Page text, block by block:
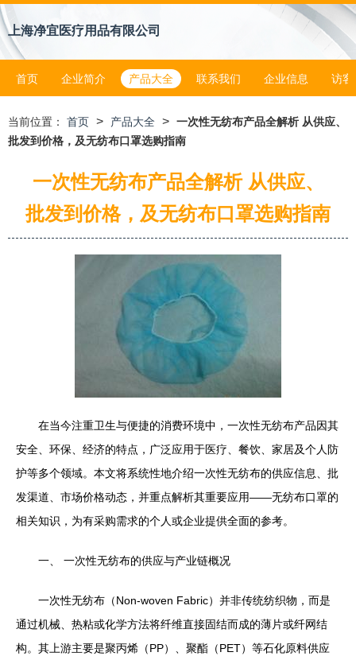
上海净宜医疗用品有限公司
首页 企业简介 产品大全 联系我们 企业信息 访客
当前位置： 首页 > 产品大全 > 一次性无纺布产品全解析 从供应、
批发到价格，及无纺布口罩选购指南
一次性无纺布产品全解析 从供应、
批发到价格，及无纺布口罩选购指南
在当今注重卫生与便捷的消费环境中，一次性无纺布产品因其
安全、环保、经济的特点，广泛应用于医疗、餐饮、家居及个人防
护等多个领域。本文将系统性地介绍一次性无纺布的供应信息、批
发渠道、市场价格动态，并重点解析其重要应用——无纺布口罩的
相关知识，为有采购需求的个人或企业提供全面的参考。
一、 一次性无纺布的供应与产业链概况
一次性无纺布（Non-woven Fabric）并非传统纺织物，而是
通过机械、热粘或化学方法将纤维直接固结而成的薄片或纤网结
构。其上游主要是聚丙烯（PP）、聚酯（PET）等石化原料供应